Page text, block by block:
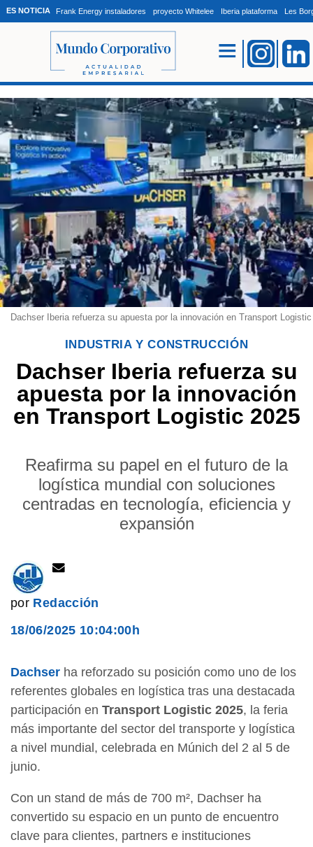
ES NOTICIA Frank Energy instaladores proyecto Whitelee Iberia plataforma Les
Dachser Iberia refuerza su apuesta por la innovación en Transport
INDUSTRIA Y CONSTRUCCIÓN
Dachser Iberia refuerza su
apuesta por la innovación
en Transport Logistic 2025
Reafirma su papel en el futuro de la
logística mundial con soluciones
centradas en tecnología, eficiencia y
expansión
por Redacción
18/06/2025 10:04:00h
Dachser ha reforzado su posición como uno de los
referentes globales en logística tras una destacada
participación en Transport Logistic 2025, la feria
más importante del sector del transporte y logística
a nivel mundial, celebrada en Múnich del 2 al 5 de
junio.
Con un stand de más de 700 m², Dachser ha
convertido su espacio en un punto de encuentro
clave para clientes, partners e instituciones